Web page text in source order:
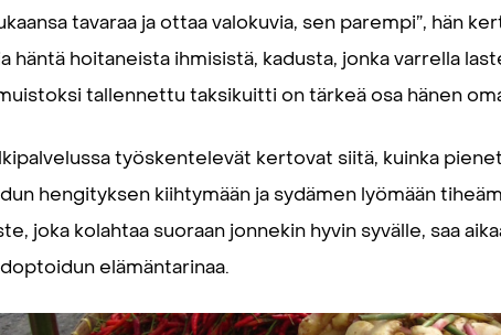
tavaraa ja ottaa valokuvia, sen parempi”, hän
häntä hoitaneista ihmisistä, kadusta, jonka varrella
tallennettu taksikuitti on tärkeä osa hänen
työskentelevät kertovat siitä, kuinka
hengityksen kiihtymään ja sydämen lyömään
joka kolahtaa suoraan jonnekin hyvin syvälle, saa
elämäntarinaa.